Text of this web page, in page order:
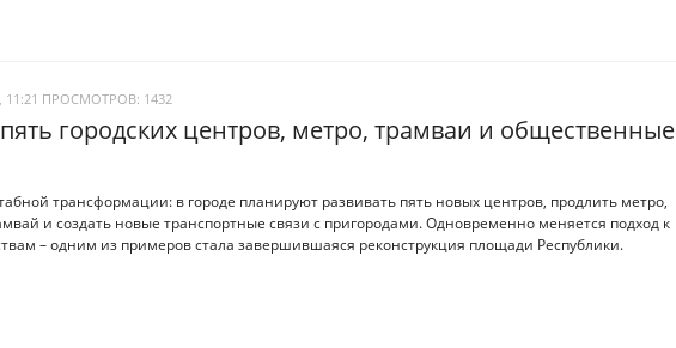
ПРОСМОТРОВ: 1432
городских центров, метро, трамваи и общественные
трансформации: в городе планируют развивать пять новых центров, продлить метро,
и создать новые транспортные связи с пригородами. Одновременно меняется подход к
– одним из примеров стала завершившаяся реконструкция площади Республики.